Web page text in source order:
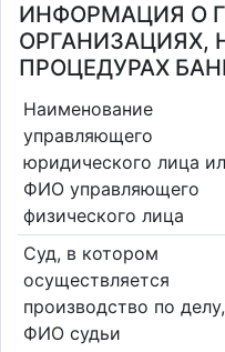
ИНФОРМАЦИЯ О
ОРГАНИЗАЦИЯХ,
ПРОЦЕДУРАХ
Наименование
управляющего
юридического лица
ФИО управляющего
физического лица
Суд, в котором
осуществляется
производство по делу,
ФИО судьи